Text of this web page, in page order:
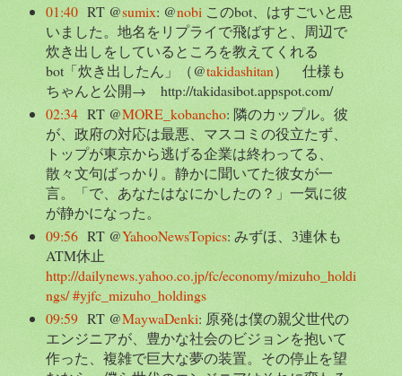
01:40 RT @sumix: @nobi このbot、はすごいと思
いました。地名をリプライで飛ばすと、周辺で
炊き出しをしているところを教えてくれる
bot「炊き出したん」（@takidashitan） 仕様も
ちゃんと公開→ http://takidasibot.appspot.com/
02:34 RT @MORE_kobancho: 隣のカップル。彼
が、政府の対応は最悪、マスコミの役立たず、
トップが東京から逃げる企業は終わってる、
散々文句ばっかり。静かに聞いてた彼女が一
言。「で、あなたはなにかしたの？」一気に彼
が静かになった。
09:56 RT @YahooNewsTopics: みずほ、3連休も
ATM休止
http://dailynews.yahoo.co.jp/fc/economy/mizuho_holdi
ngs/ #yjfc_mizuho_holdings
09:59 RT @MaywaDenki: 原発は僕の親父世代の
エンジニアが、豊かな社会のビジョンを抱いて
作った、複雑で巨大な夢の装置。その停止を望